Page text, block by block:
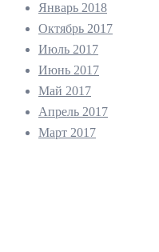
Январь 2018
Октябрь 2017
Июль 2017
Июнь 2017
Май 2017
Апрель 2017
Март 2017